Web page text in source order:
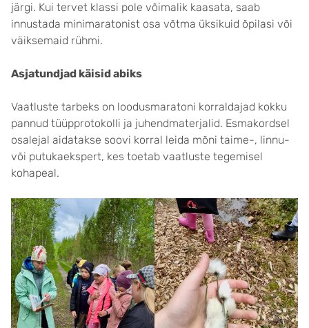
järgi. Kui tervet klassi pole võimalik kaasata, saab
innustada minimaratonist osa võtma üksikuid õpilasi või
väiksemaid rühmi.
Asjatundjad käisid abiks
Vaatluste tarbeks on loodusmaratoni korraldajad kokku
pannud tüüpprotokolli ja juhendmaterjalid. Esmakordsel
osalejal aidatakse soovi korral leida mõni taime-, linnu-
või putukaekspert, kes toetab vaatluste tegemisel
kohapeal.